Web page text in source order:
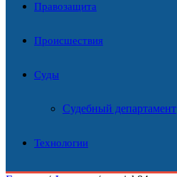
Правозащита
Происшествия
Суды
Судебный департамент
Технологии